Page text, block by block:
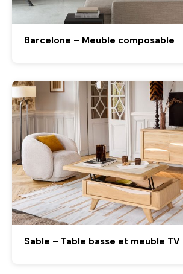
Barcelone – Meuble composable
Sable – Table basse et meuble TV